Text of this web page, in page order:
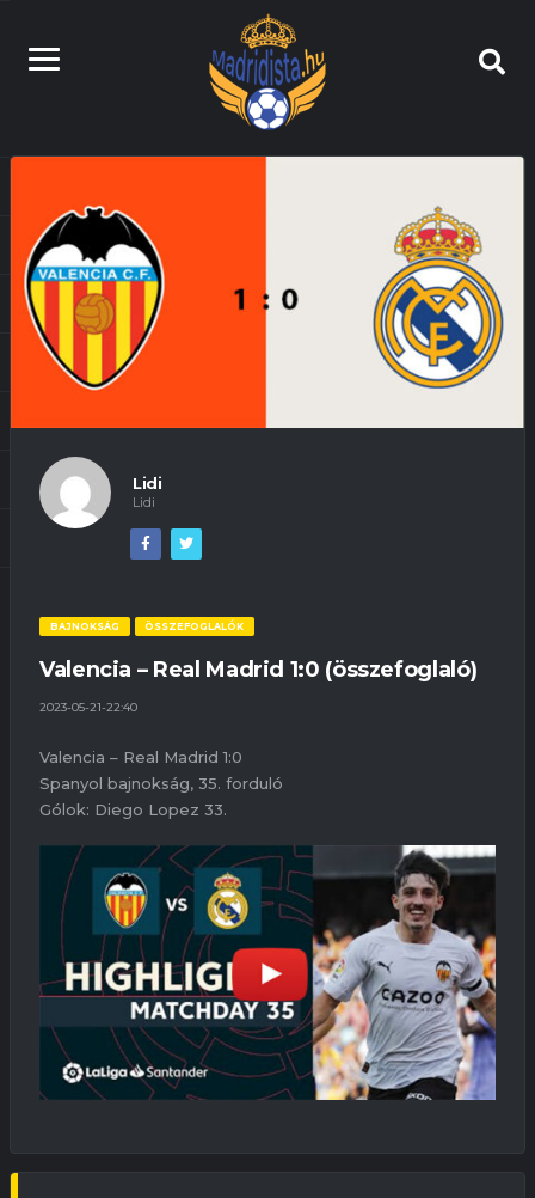
Lidi
Lidi
BAJNOKSÁG ÖSSZEFOGLALÓK
Valencia – Real Madrid 1:0 (összefoglaló)
2023-05-21-22:40
Valencia – Real Madrid 1:0
Spanyol bajnokság, 35. forduló
Gólok: Diego Lopez 33.